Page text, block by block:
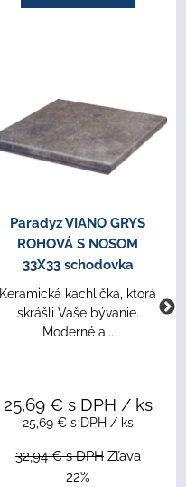
Paradyz VIANO GRYS
ROHOVÁ S NOSOM
33X33 schodovka
Keramická kachlička, ktorá
skrášli Vaše bývanie.
Moderné a...
25,69 € s DPH / ks
25,69 € s DPH / ks
32,94 €s DPH Zľava
22%